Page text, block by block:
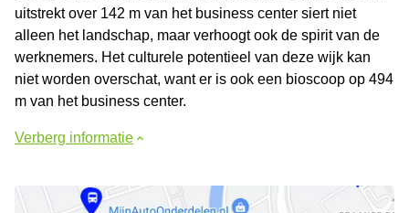
uitstrekt over 142 m van het business center siert niet
alleen het landschap, maar verhoogt ook de spirit van de
werknemers. Het culturele potentieel van deze wijk kan
niet worden overschat, want er is ook een bioscoop op 494
m van het business center.
Verberg informatie